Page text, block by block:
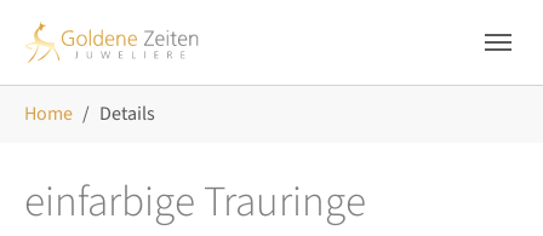
Home Details
einfarbige Trauringe